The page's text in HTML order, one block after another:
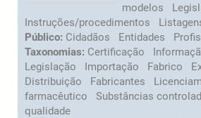
modelos
Instruções/procedimentos
Público: Cidadãos Entidades
Taxonomias: Certificação
Legislação
Importação Fabrico
Distribuição
Fabricantes
farmacêutico
Substâncias
qualidade